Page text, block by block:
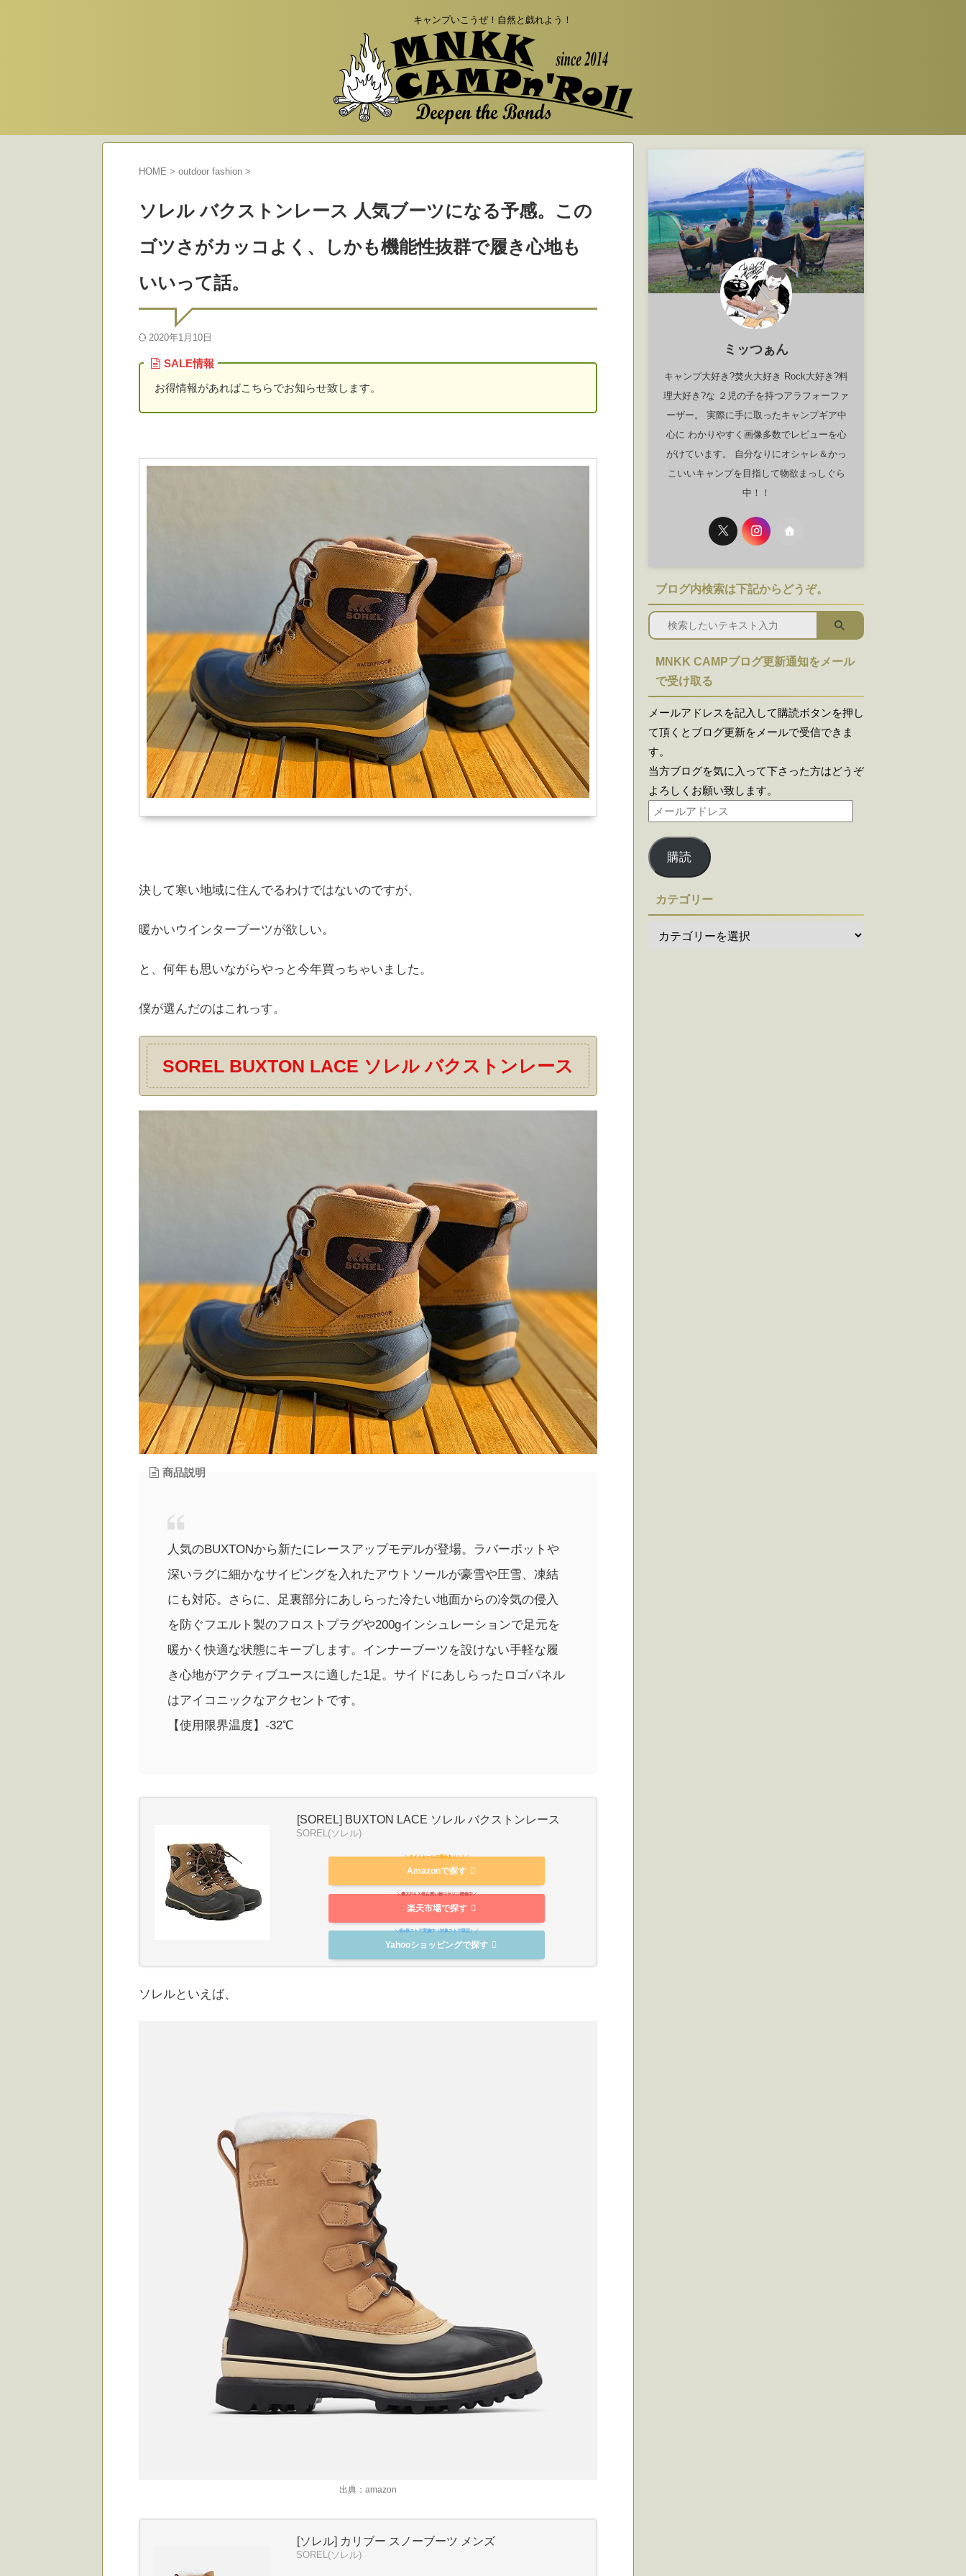
キャンプいこうぜ！自然と戯れよう！
HOME > outdoor fashion >
ソレル バクストンレース 人気ブーツになる予感。この
ゴツさがカッコよく、しかも機能性抜群で履き心地も
いいって話。
2020年1月10日
SALE情報
お得情報があればこちらでお知らせ致します。
決して寒い地域に住んでるわけではないのですが、
暖かいウインターブーツが欲しい。
と、何年も思いながらやっと今年買っちゃいました。
僕が選んだのはこれっす。
SOREL BUXTON LACE ソレル バクストンレース
商品説明
人気のBUXTONから新たにレースアップモデルが登場。ラバーポットや
深いラグに細かなサイピングを入れたアウトソールが豪雪や圧雪、凍結
にも対応。さらに、足裏部分にあしらった冷たい地面からの冷気の侵入
を防ぐフエルト製のフロストプラグや200gインシュレーションで足元を
暖かく快適な状態にキープします。インナーブーツを設けない手軽な履
き心地がアクティブユースに適した1足。サイドにあしらったロゴパネル
はアイコニックなアクセントです。
【使用限界温度】-32℃
[SOREL] BUXTON LACE ソレル バクストンレース
SOREL(ソレル)
Amazonで探す
楽天市場で探す
Yahooショッピングで探す
ソレルといえば、
出典：amazon
[ソレル] カリブー スノーブーツ メンズ
SOREL(ソレル)
ミッつぁん
キャンプ大好き?焚火大好き Rock大好き?料
理大好き?な ２児の子を持つアラフォーファ
ーザー。 実際に手に取ったキャンプギア中
心に わかりやすく画像多数でレビューを心
がけています。 自分なりにオシャレ＆かっ
こいいキャンプを目指して物欲まっしぐら
中！！
ブログ内検索は下記からどうぞ。
MNKK CAMPブログ更新通知をメール
で受け取る
メールアドレスを記入して購読ボタンを押し
て頂くとブログ更新をメールで受信できま
す。
当方ブログを気に入って下さった方はどうぞ
よろしくお願い致します。
購読
カテゴリー